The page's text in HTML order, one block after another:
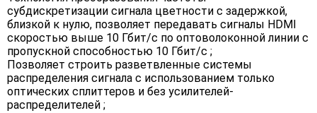
субдискретизации сигнала цветности с задержкой,
близкой к нулю, позволяет передавать сигналы HDMI
скоростью выше 10 Гбит/с по оптоволоконной линии с
пропускной способностью 10 Гбит/с ;
Позволяет строить разветвленные системы
распределения сигнала с использованием только
оптических сплиттеров и без усилителей-
распределителей ;